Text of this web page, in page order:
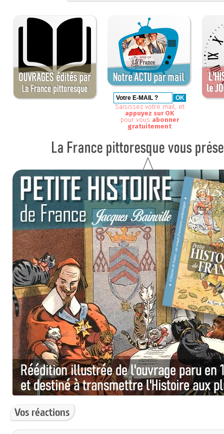
Saisissez votre mail, et
appuyez sur OK
pour vous abonner
gratuitement
Vos réactions